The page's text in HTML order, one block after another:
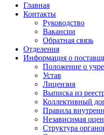
Главная
Контакты
Руководство
Вакансии
Обратная связь
Отделения
Информация о
Положение о
Устав
Лицензия
Выписка из
Коллективный
Правила
Независимая
Структура